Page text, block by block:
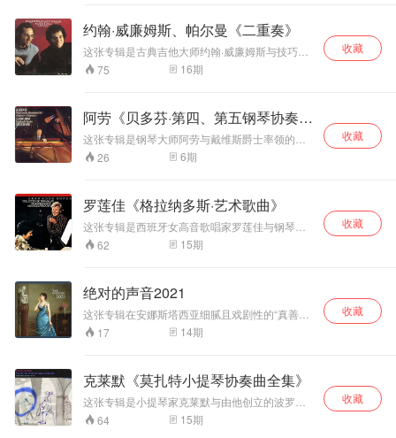
的夜曲，意境内敛
沧桑。
丽，丰富的泛音让
笛声更加飘逸高
贵。1975年是高威
下摆脱了阴柔之
气，音色明亮。具
有强烈的金属质
演奏技巧、丰富的
力度变化，音色自
然，钢琴高音区的
优秀平衡和生动的
空间感使这张唱片
更具聆听和收藏价
优秀的室内乐唱
片。 普罗科菲耶夫
《D大调第二号长
笛奏鸣曲》作品
的。 《小提琴与羽管键琴奏鸣曲》BWV1014-
1019，大约作于1717-1723年。著名的巴赫评论
家史怀哲认为，悲痛、神秘感是这6部有伴奏奏鸣
曲的主要内涵，“悲痛支配了这些作品，巴赫可能
体验的，但呈现出来的却是力量代替了热情。”
作。这部作品以四个季节为主题，分别描绘了春
天的生机勃勃、夏天的炎热、秋天的丰收和冬天
的寒冷。马里纳的指挥风格细腻而富有感染力，
他带领圣马丁室内乐团演奏出了一种充满活力和
激情的音乐风格。圣马丁室内乐团的演奏技巧非
的录音质量非常高，声音清晰而富有层次感，让
人仿佛置身于音乐会现场。这是一张非常优秀的
专辑，马里纳和圣马丁室内乐团的演奏完美地展
现了维瓦尔第音乐的魅力。如果你喜欢古典音
约翰·威廉姆斯、帕尔曼《二重奏》
这张专辑是古典吉他大师约翰·威廉姆斯与技巧与
才情兼具的小提琴大师帕尔曼合作演奏帕格尼
尼、朱里尼的二重奏作品。这张旷世珍藏版，完
奏技巧、瘦骨嶙峋的面容、热情奔放的曲韵而深
入人心的意大利“超技派”小提琴演奏、作曲家帕格
尼尼，《二十四首随想曲》堪称其代表作，也是
一般乐迷所熟知的古典音乐作品；然而他特别选
择吉他作为另一创作题材，谱写下约两百首的吉
的耳目。 吉他演奏兼作曲家的朱里尼，深谙吉
他，作品对吉他刻划细腻，专辑中所选作品是朱
里尼较鲜为人知的吉他曲，将吉他独具的音响发
挥尽净。
75 16期
收藏
阿劳《贝多芬·第四、第五钢琴协奏
曲》
这张专辑是钢琴大师阿劳与戴维斯爵士率领的德
累斯顿国立管弦乐团合作，演奏贝多芬第四、第
五钢琴协奏曲。阿劳的演奏充满着“禅意”，他的演
释不是很热情激动，但是带着演奏家本人的思
考。因为是阿劳晚年的录音，演奏自然不会是年
轻人显山露水的那种气派。音乐的处理相当收
敛，音乐的结构是更为清晰，横向结构的立体感
很好，音乐纵向结构上的推进自然而均衡，弹性
弘，使用稍慢的速度更加加剧了作品中这种基
调，体现出古典风格中的沉淀与积累。
26 6期
收藏
罗莲佳《格拉纳多斯·艺术歌曲》
这张专辑是西班牙女高音歌唱家罗莲佳与钢琴家
拉罗查合作，演唱格拉纳多斯的声乐套曲《古风
短歌集》、《爱情歌曲集》。 《古风短歌集》声
六世纪的诗歌。格拉纳多斯的音乐风格受到西班
牙民间音乐的影响，作品中常常融入了弗拉门戈
等元素。《古风短歌集》也不例外，它具有浓郁
的西班牙风格，旋律优美、节奏独特。《古风短
歌集》中每首歌曲都有不同的主题，例如爱情、
独唱形式呈现，演唱者需要具备较高的音乐技巧
和表现力，以展现出歌曲中的情感和意境。这是
格拉纳多斯的代表作之一，它展现了西班牙音乐
的独特魅力，对后来的西班牙音乐发展产生了重
62 15期
收藏
绝对的声音2021
这张专辑在安娜斯塔西亚细腻且戏剧性的“真善
美”演奏中揭开序幕。西格恩将《这个秋天》注入
独特的美，如秋日凉风轻吹，吹走了所有的烦恼
《你终于明白》呈献给喜欢音乐的你。马西莫·法
罗带来《黄昏三镖客》让你如同狂放不羁的牛
仔，身临尘土飞扬的荒野沙漠。《雨中欢笑》即
使是没有带伞的雨天，妮基·派洛特甜美的嗓音总
是能让你的心暖呼呼的。《避世者》是挪威环保
17 14期
收藏
克莱默《莫扎特小提琴协奏曲全集》
这张专辑是小提琴家克莱默与由他创立的波罗的
海室内乐团合作，2009年在萨尔兹堡音乐节的现
场演奏录音，发行后广受赞誉。与克雷默早年与
64 15期
收藏